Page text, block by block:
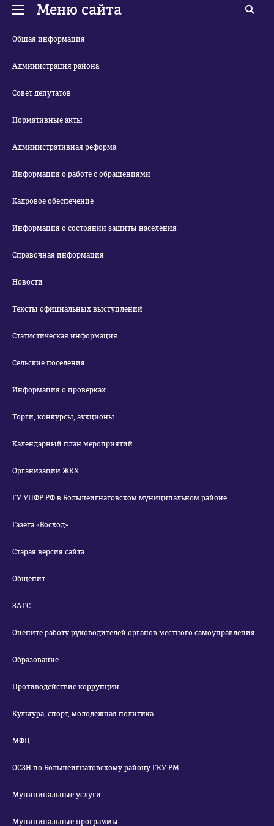
Меню сайта
Общая информация
Администрация района
Совет депутатов
Нормативные акты
Административная реформа
Информация о работе с обращениями
Кадровое обеспечение
Информация о состоянии защиты населения
Справочная информация
Новости
Тексты официальных выступлений
Статистическая информация
Сельские поселения
Информация о проверках
Торги, конкурсы, аукционы
Календарный план мероприятий
Организации ЖКХ
ГУ УПФР РФ в Большеигнатовском муниципальном районе
Газета «Восход»
Старая версия сайта
Общепит
ЗАГС
Оцените работу руководителей органов местного самоуправления
Образование
Противодействие коррупции
Культура, спорт, молодежная политика
МФЦ
ОСЗН по Большеигнатовскому району ГКУ РМ
Муниципальные услуги
Муниципальные программы